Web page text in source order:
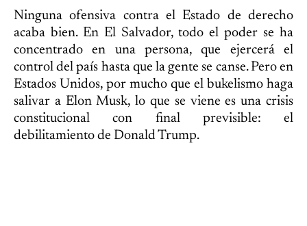
Ninguna ofensiva contra el Estado de derecho
acaba bien. En El Salvador, todo el poder se ha
concentrado en una persona, que ejercerá el
control del país hasta que la gente se canse. Pero en
Estados Unidos, por mucho que el bukelismo haga
salivar a Elon Musk, lo que se viene es una crisis
constitucional con final previsible: el
debilitamiento de Donald Trump.